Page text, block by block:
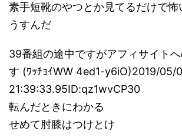
素手短靴のやつとか見てるだけで
うすんだ
39番組の途中ですがアフィサイト
す (ﾜｯﾁｮｲWW 4ed1-y6iO)2019/05/
21:39:33.95ID:qz1wvCP30
転んだときにわかる
せめて肘膝はつけとけ